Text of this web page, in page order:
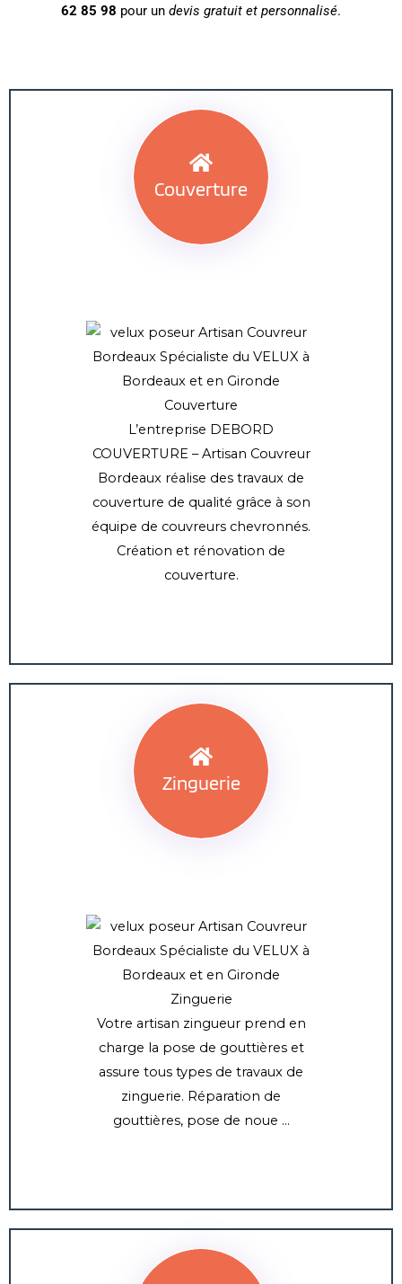
62 85 98 pour un devis gratuit et personnalisé.
Couverture
Couverture
L’entreprise DEBORD
COUVERTURE – Artisan Couvreur
Bordeaux réalise des travaux de
couverture de qualité grâce à son
équipe de couvreurs chevronnés.
Création et rénovation de
couverture.
Zinguerie
Zinguerie
Votre artisan zingueur prend en
charge la pose de gouttières et
assure tous types de travaux de
zinguerie. Réparation de
gouttières, pose de noue …